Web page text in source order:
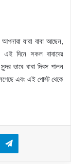
যারা বাবা আছেন,
দিনে সকল বাবাদের
ভাবে বাবা দিবস পালন
এবং এই পোস্ট থেকে
Telegram